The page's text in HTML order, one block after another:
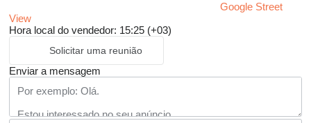
Google Street
View
Hora local do vendedor: 15:25 (+03)
Solicitar uma reunião
Enviar a mensagem